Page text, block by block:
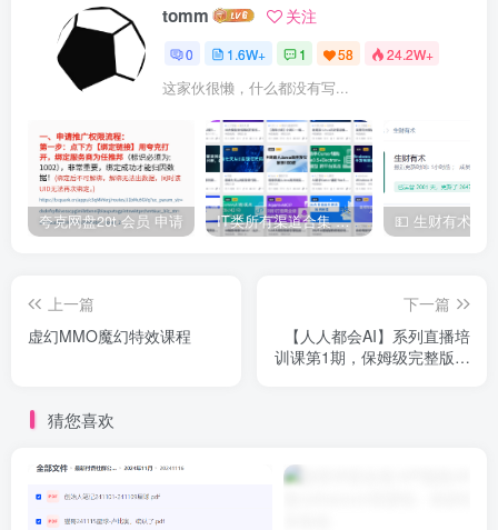
tomm 关注
0 1.6W+ 1 58 24.2W+
这家伙很懒，什么都没有写...
夸克网盘20t 会员 申请 IT类所有渠道合集 持续日更，目前近四千多条资源 年费用户微信私信获取权限
上一篇
虚幻MMO魔幻特效课程
下一篇
【人人都会AI】系列直播培
训课第1期，保姆级完整版课
猜您喜欢